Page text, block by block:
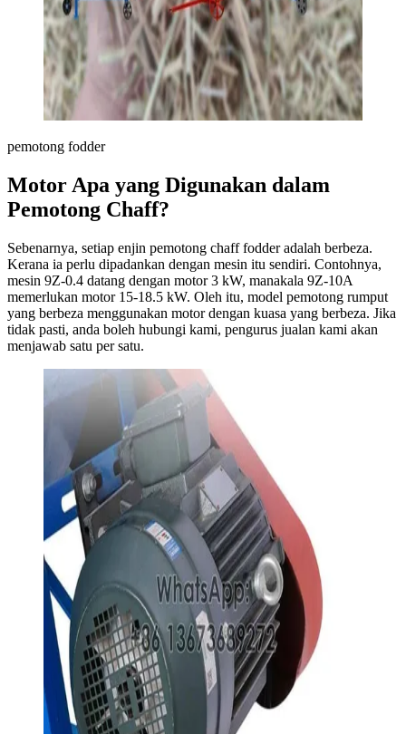
pemotong fodder
Motor Apa yang Digunakan dalam
Pemotong Chaff?
Sebenarnya, setiap enjin pemotong chaff fodder adalah berbeza.
Kerana ia perlu dipadankan dengan mesin itu sendiri. Contohnya,
mesin 9Z-0.4 datang dengan motor 3 kW, manakala 9Z-10A
memerlukan motor 15-18.5 kW. Oleh itu, model pemotong rumput
yang berbeza menggunakan motor dengan kuasa yang berbeza. Jika
tidak pasti, anda boleh hubungi kami, pengurus jualan kami akan
menjawab satu per satu.